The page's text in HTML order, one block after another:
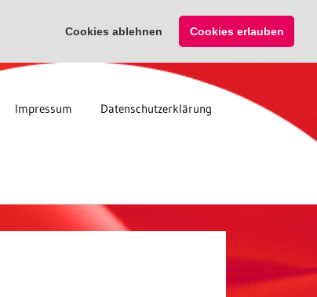
Cookies ablehnen Cookies erlauben
Impressum Datenschutzerklärung